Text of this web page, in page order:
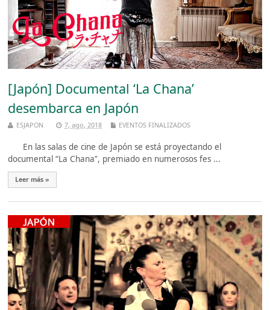
[Japón] Documental ‘La Chana’
desembarca en Japón
ESJAPON 7, ago, 2018 EVENTOS FINALIZADOS
En las salas de cine de Japón se está proyectando el
documental “La Chana”, premiado en numerosos fes ...
Leer más »